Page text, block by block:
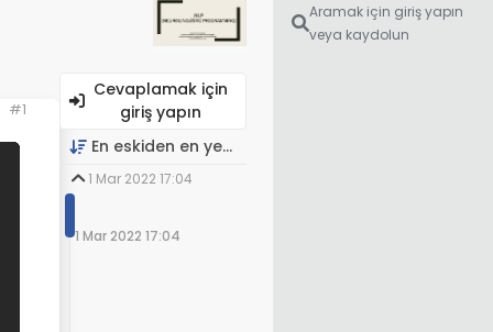
#1
Cevaplamak için
giriş yapın
En eskiden en yeniye
1 Mar 2022 17:04
1 Mar 2022 17:04
Aramak için giriş yapın
veya kaydolun